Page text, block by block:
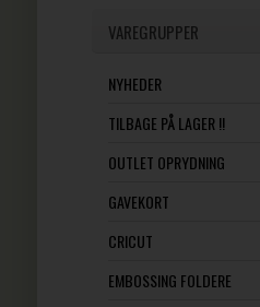
VAREGRUPPER
NYHEDER
TILBAGE PÅ LAGER !!
OUTLET OPRYDNING
GAVEKORT
CRICUT
EMBOSSING FOLDERE